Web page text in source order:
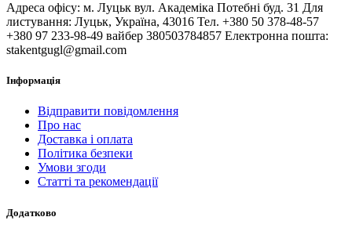
Адреса офісу: м. Луцьк вул. Академіка Потебні буд. 31 Для
листування: Луцьк, Україна, 43016 Тел. +380 50 378-48-57
+380 97 233-98-49 вайбер 380503784857 Електронна пошта:
stakentgugl@gmail.com
Інформація
Відправити повідомлення
Про нас
Доставка і оплата
Політика безпеки
Умови згоди
Статті та рекомендації
Додатково